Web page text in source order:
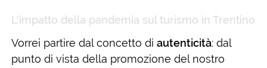
L'impatto della pandemia sul turismo in Trentino
Vorrei partire dal concetto di autenticità: dal
punto di vista della promozione del nostro